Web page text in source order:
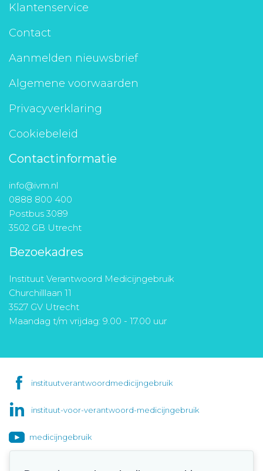
Klantenservice
Contact
Aanmelden nieuwsbrief
Algemene voorwaarden
Privacyverklaring
Cookiebeleid
Contactinformatie
info@ivm.nl
0888 800 400
Postbus 3089
3502 GB Utrecht
Bezoekadres
Instituut Verantwoord Medicijngebruik
Churchilllaan 11
3527 GV Utrecht
Maandag t/m vrijdag: 9.00 - 17.00 uur
instituutverantwoordmedicijngebruik
instituut-voor-verantwoord-medicijngebruik
medicijngebruik